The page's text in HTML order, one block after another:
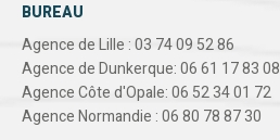
BUREAU
Agence de Lille : 03 74 09 52 86
Agence de Dunkerque: 06 61 17 83 08
Agence Côte d'Opale: 06 52 34 01 72
Agence Normandie : 06 80 78 87 30